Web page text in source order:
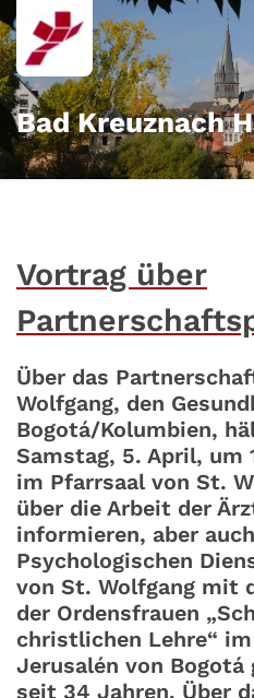
Zum Inhalt springen
Bad Kreuznach
Vortrag über
Über das
Wolfgang, den
Bogotá/Kolumbien,
Samstag, 5. April, um
im Pfarrsaal von St.
über die Arbeit der
informieren, aber
Psychologischen
von St. Wolfgang mit
der Ordensfrauen
christlichen Lehre“
Jerusalén von
seit 34 Jahren. Über